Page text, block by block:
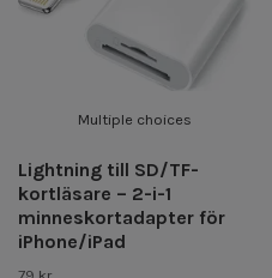
Multiple choices
Lightning till SD/TF-
kortläsare – 2-i-1
minneskortadapter för
iPhone/iPad